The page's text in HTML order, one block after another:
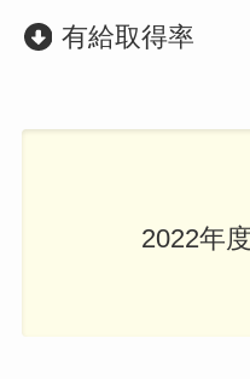
有給取得率
2022年度